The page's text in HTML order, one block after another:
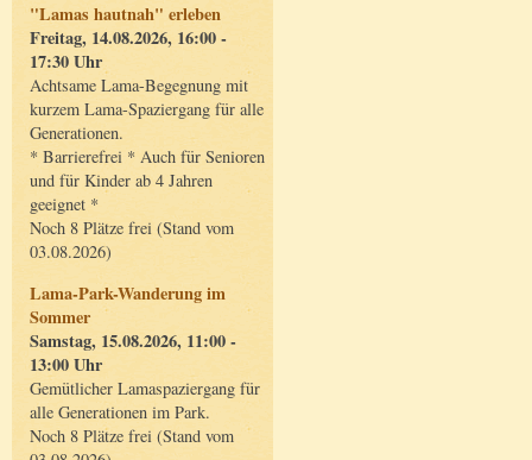
"Lamas hautnah" erleben
Freitag, 14.08.2026, 16:00 -
17:30 Uhr
Achtsame Lama-Begegnung mit
kurzem Lama-Spaziergang für alle
Generationen.
* Barrierefrei * Auch für Senioren
und für Kinder ab 4 Jahren
geeignet *
Noch 8 Plätze frei (Stand vom
03.08.2026)
Lama-Park-Wanderung im
Sommer
Samstag, 15.08.2026, 11:00 -
13:00 Uhr
Gemütlicher Lamaspaziergang für
alle Generationen im Park.
Noch 8 Plätze frei (Stand vom